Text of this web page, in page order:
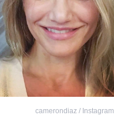
camerondiaz / Instagram